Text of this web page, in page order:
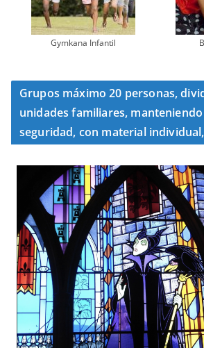
Gymkana Infantil
Grupos máximo 20 personas,
unidades familiares,
seguridad, con material